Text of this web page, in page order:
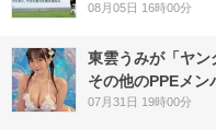
08月05日 16時00分
東雲うみが「ヤン
その他のPPEメン
07月31日 19時00分